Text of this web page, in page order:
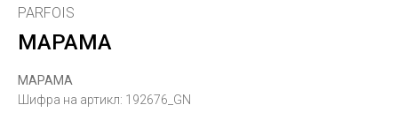
PARFOIS
МАРАМА
МАРАМА
Шифра на артикл: 192676_GN